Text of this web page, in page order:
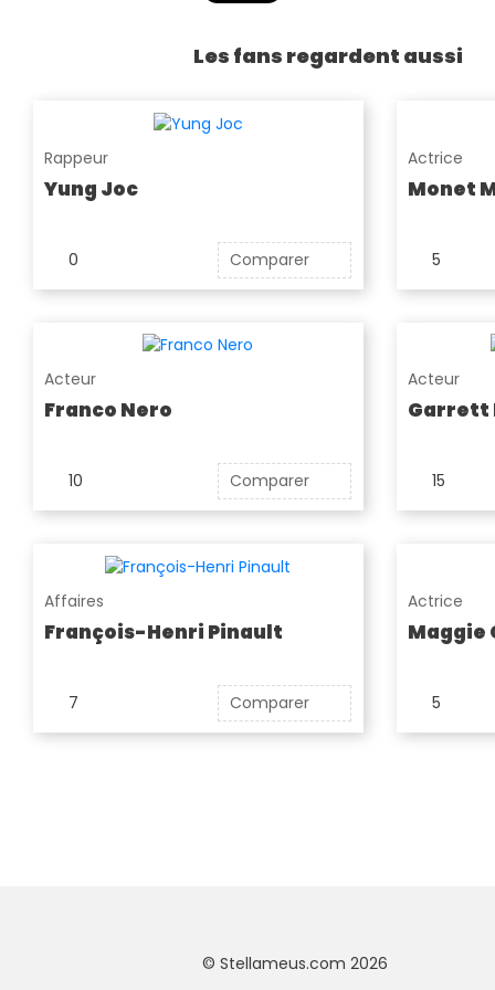
Les fans regardent aussi
Rappeur
Yung Joc
0 Comparer
Actrice
Monet
5
Acteur
Franco Nero
10 Comparer
Acteur
Garrett
15
Affaires
François-Henri Pinault
7 Comparer
Actrice
Maggie
5
© Stellameus.com 2026